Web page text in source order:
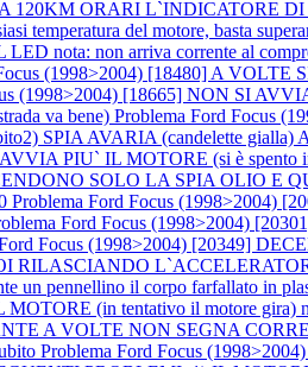
A 120KM ORARI L`INDICATORE
temperatura del motore, basta
nota: non arriva corrente al
(1998>2004) [18480] A VOLTE
(1998>2004) [18665] NON SI
va bene) Problema Ford Focus
SPIA AVARIA (candelette gialla)
PIU` IL MOTORE (si è spento
SOLO LA SPIA OLIO E
Problema Ford Focus (1998>2004)
Ford Focus (1998>2004)
Focus (1998>2004) [20349]
RILASCIANDO
un pennellino il corpo farfallato in
(in tentativo il motore gira)
A VOLTE NON SEGNA
Problema Ford Focus